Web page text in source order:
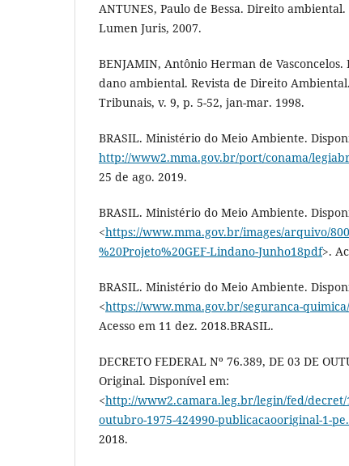
ANTUNES, Paulo de Bessa. Direito ambiental.
Lumen Juris, 2007.
BENJAMIN, Antônio Herman de
dano ambiental. Revista de Direito
Tribunais, v. 9, p. 5-52, jan-mar. 1998.
BRASIL. Ministério do Meio Ambiente.
http://www2.mma.gov.br/port/conama/
25 de ago. 2019.
BRASIL. Ministério do Meio Ambiente.
<https://www.mma.gov.br/images/arquivo/
%20Projeto%20GEF-Lindano-Junho18pdf>.
BRASIL. Ministério do Meio Ambiente.
<https://www.mma.gov.br/seguranca-
Acesso em 11 dez. 2018.BRASIL.
DECRETO FEDERAL Nº 76.389, DE 03 DE
Original. Disponível em:
<http://www2.camara.leg.br/legin/fed/decret/
outubro-1975-424990-publicacaooriginal-1-
2018.